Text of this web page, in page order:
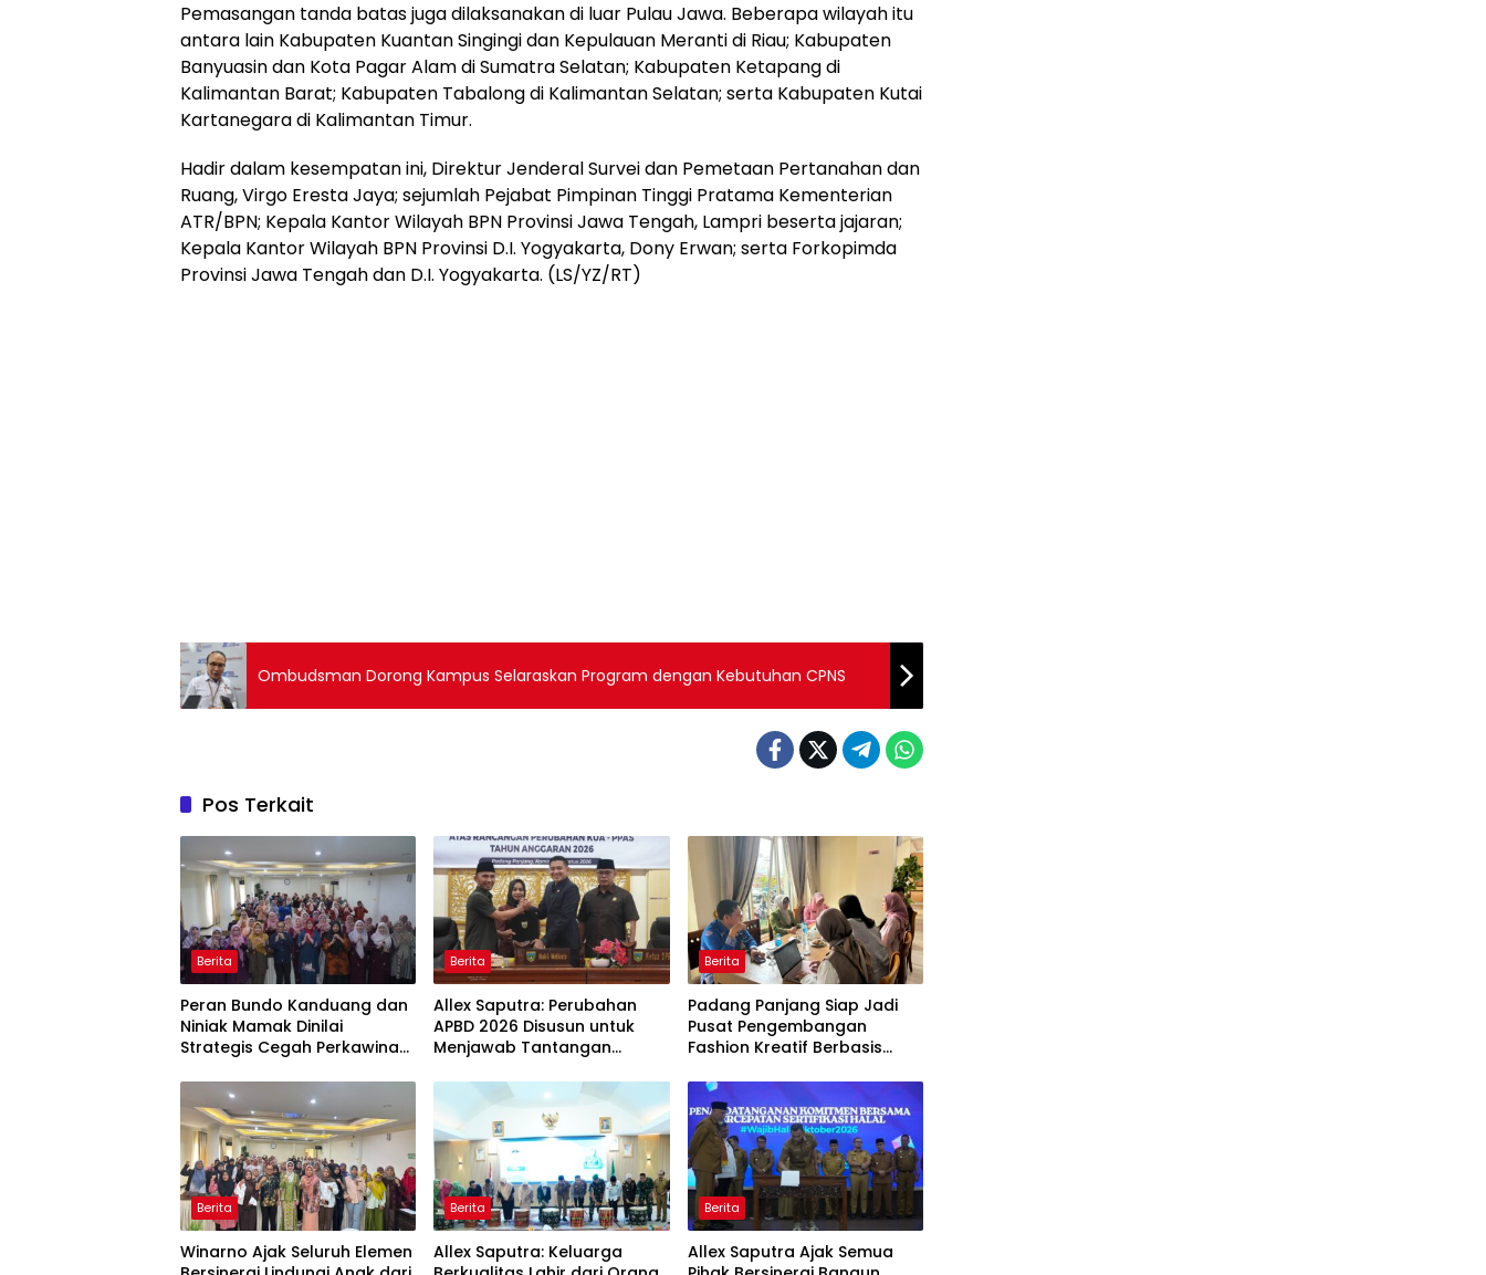
Pemasangan tanda batas juga dilaksanakan di luar Pulau Jawa. Beberapa wilayah itu
antara lain Kabupaten Kuantan Singingi dan Kepulauan Meranti di Riau; Kabupaten
Banyuasin dan Kota Pagar Alam di Sumatra Selatan; Kabupaten Ketapang di
Kalimantan Barat; Kabupaten Tabalong di Kalimantan Selatan; serta Kabupaten Kutai
Kartanegara di Kalimantan Timur.
Hadir dalam kesempatan ini, Direktur Jenderal Survei dan Pemetaan Pertanahan dan
Ruang, Virgo Eresta Jaya; sejumlah Pejabat Pimpinan Tinggi Pratama Kementerian
ATR/BPN; Kepala Kantor Wilayah BPN Provinsi Jawa Tengah, Lampri beserta jajaran;
Kepala Kantor Wilayah BPN Provinsi D.I. Yogyakarta, Dony Erwan; serta Forkopimda
Provinsi Jawa Tengah dan D.I. Yogyakarta. (LS/YZ/RT)
Ombudsman Dorong Kampus Selaraskan Program dengan Kebutuhan CPNS
Pos Terkait
Berita
Peran Bundo Kanduang dan
Niniak Mamak Dinilai
Strategis Cegah Perkawinan
Berita
Allex Saputra: Perubahan
APBD 2026 Disusun untuk
Menjawab Tantangan
Berita
Padang Panjang Siap Jadi
Pusat Pengembangan
Fashion Kreatif Berbasis
Berita
Winarno Ajak Seluruh Elemen
Berita
Allex Saputra: Keluarga
Berita
Allex Saputra Ajak Semua